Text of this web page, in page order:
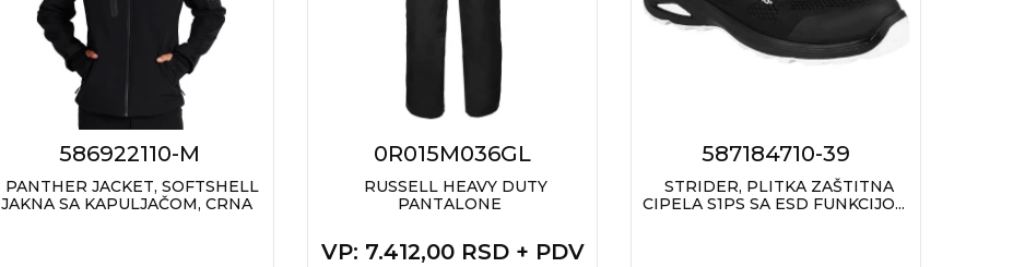
586922110-M
PANTHER JACKET, SOFTSHELL
JAKNA SA KAPULJAČOM, CRNA
0R015M036GL
RUSSELL HEAVY DUTY
PANTALONE
VP: 7.412,00 RSD + PDV
587184710-39
STRIDER, PLITKA ZAŠTITNA
CIPELA S1PS SA ESD FUNKCIJO...